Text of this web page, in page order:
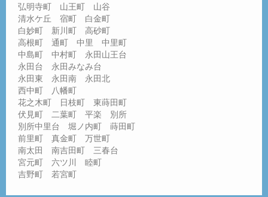
弘明寺町 山王町 山谷
清水ケ丘 宿町 白金町
白妙町 新川町 高砂町
高根町 通町 中里 中里町
中島町 中村町 永田山王台
永田台 永田みなみ台
永田東 永田南 永田北
西中町 八幡町
花之木町 日枝町 東蒔田町
伏見町 二葉町 平楽 別所
別所中里台 堀ノ内町 蒔田町
前里町 真金町 万世町
南太田 南吉田町 三春台
宮元町 六ツ川 睦町
吉野町 若宮町